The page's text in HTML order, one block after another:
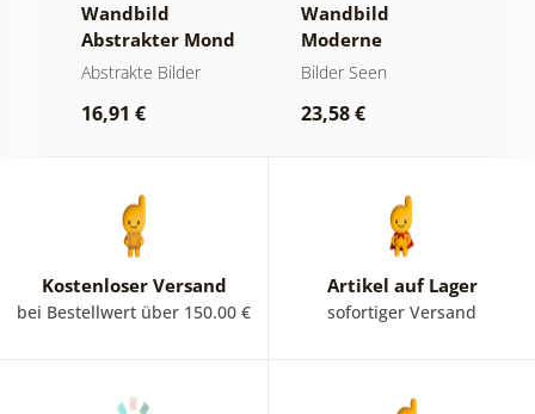
Wandbild
Abstrakter Mond
am Wasser
Abstrakte Bilder
16,91 €
Wandbild
Moderne
Abstraktion mit
Bilder Seen
23,58 €
Kostenloser Versand
bei Bestellwert über 150.00 €
Artikel auf Lager
sofortiger Versand